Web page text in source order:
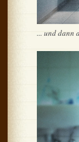
... und dann